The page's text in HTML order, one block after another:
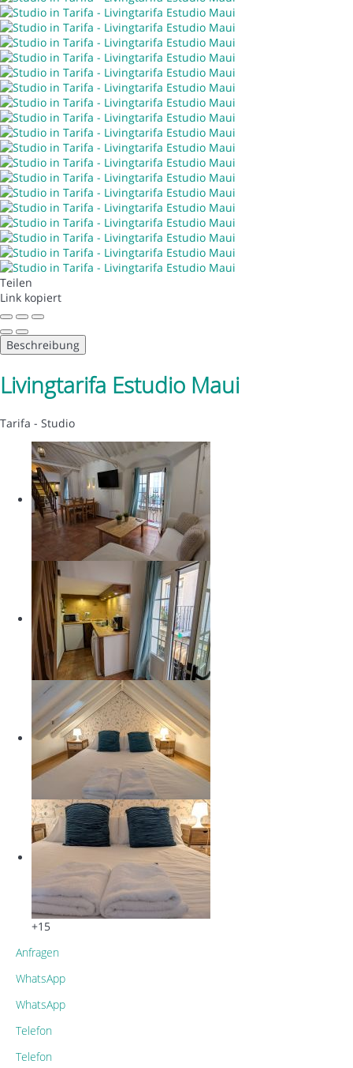
Teilen
Link kopiert
Beschreibung
Livingtarifa Estudio Maui
Tarifa - Studio
+15
Anfragen
WhatsApp
WhatsApp
Telefon
Telefon